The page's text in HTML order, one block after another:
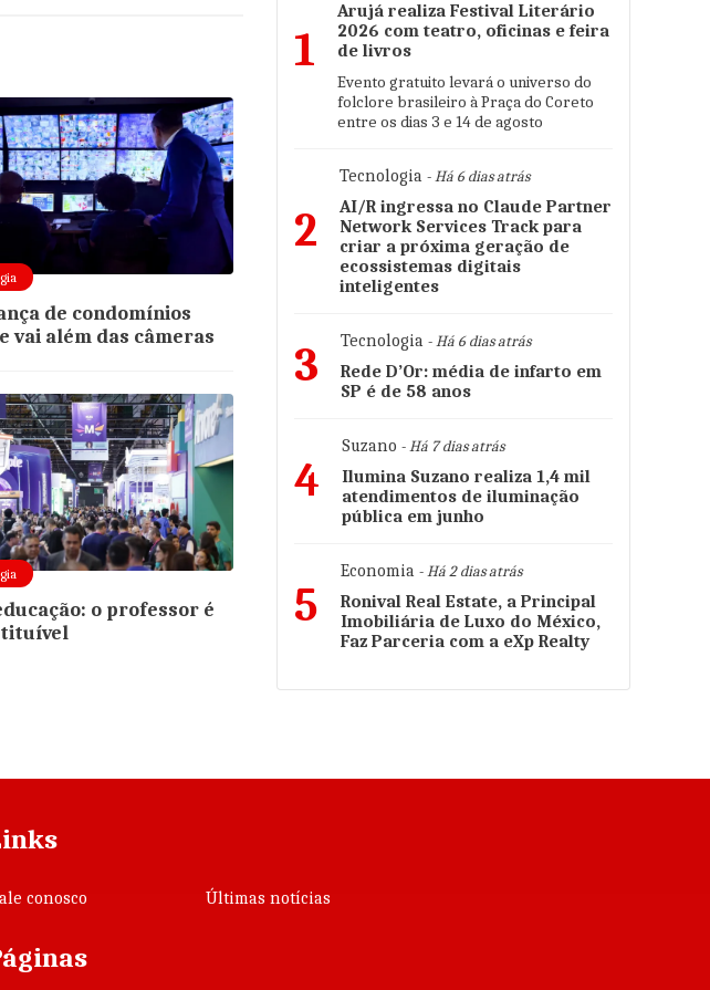
de condomínios
vai além das câmeras
o professor é
1
Arujá realiza Festival Literário
2026 com teatro, oficinas e feira
de livros
Evento gratuito levará o universo do
folclore brasileiro à Praça do Coreto
entre os dias 3 e 14 de agosto
2
Tecnologia - Há 6 dias atrás
AI/R ingressa no Claude Partner
Network Services Track para
criar a próxima geração de
ecossistemas digitais
inteligentes
3 Tecnologia - Há 6 dias atrás
Rede D’Or: média de infarto em
SP é de 58 anos
4
Suzano - Há 7 dias atrás
Ilumina Suzano realiza 1,4 mil
atendimentos de iluminação
pública em junho
5
Economia - Há 2 dias atrás
Ronival Real Estate, a Principal
Imobiliária de Luxo do México,
Faz Parceria com a eXp Realty
conosco Últimas notícias